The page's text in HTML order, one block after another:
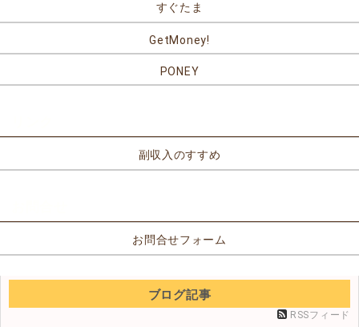
すぐたま
GetMoney!
PONEY
副収入のすすめ
お問合せフォーム
ブログ記事
RSSフィード